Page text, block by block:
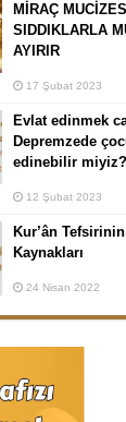
MİRAÇ
SIDDIKLARLA
AYIRIR
17 Şubat 2023
Evlat edinmek
Depremzede
edinebilir miyiz?
12 Şubat 2023
Kur’ân
Kaynakları
24 Nisan 2022